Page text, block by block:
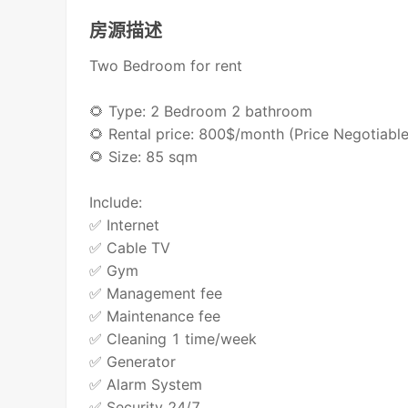
房源描述
Two Bedroom for rent
🌻 Type: 2 Bedroom 2 bathroom
🌻 Rental price: 800$/month (Price
🌻 Size: 85 sqm
Include:
✅ Internet
✅ Cable TV
✅ Gym
✅ Management fee
✅ Maintenance fee
✅ Cleaning 1 time/week
✅ Generator
✅ Alarm System